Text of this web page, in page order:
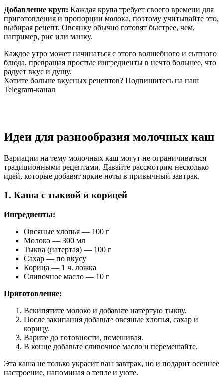
Добавление круп: Каждая крупа требует своего времени для
приготовления и пропорции молока, поэтому учитывайте это,
выбирая рецепт. Овсянку обычно готовят быстрее, чем,
например, рис или манку.
Каждое утро может начинаться с этого волшебного и сытного
блюда, превращая простые ингредиенты в нечто большее, что
радует вкус и душу.
Хотите больше вкусных рецептов? Подпишитесь на наш
Telegram-канал
Идеи для разнообразия молочных каш
Вариации на тему молочных каш могут не ограничиваться
традиционными рецептами. Давайте рассмотрим несколько
идей, которые добавят яркие ноты в привычный завтрак.
1. Каша с тыквой и корицей
Ингредиенты:
Овсяные хлопья — 100 г
Молоко — 300 мл
Тыква (натертая) — 100 г
Сахар — по вкусу
Корица — 1 ч. ложка
Сливочное масло — 10 г
Приготовление:
Вскипятите молоко и добавьте натертую тыкву.
После закипания добавьте овсяные хлопья, сахар и
корицу.
Варите до готовности, помешивая.
В конце добавьте сливочное масло и перемешайте.
Эта каша не только украсит ваш завтрак, но и подарит осеннее
настроение, напоминая о тепле и уюте.